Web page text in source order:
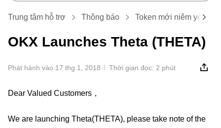
Trung tâm hỗ trợ Thông báo Token mới niêm yết
OKX Launches Theta (THETA)
Phát hành vào 17 thg 1, 2018 Thời gian đọc: 2 phút
Dear Valued Customers，
We are launching Theta(THETA), please take note of the